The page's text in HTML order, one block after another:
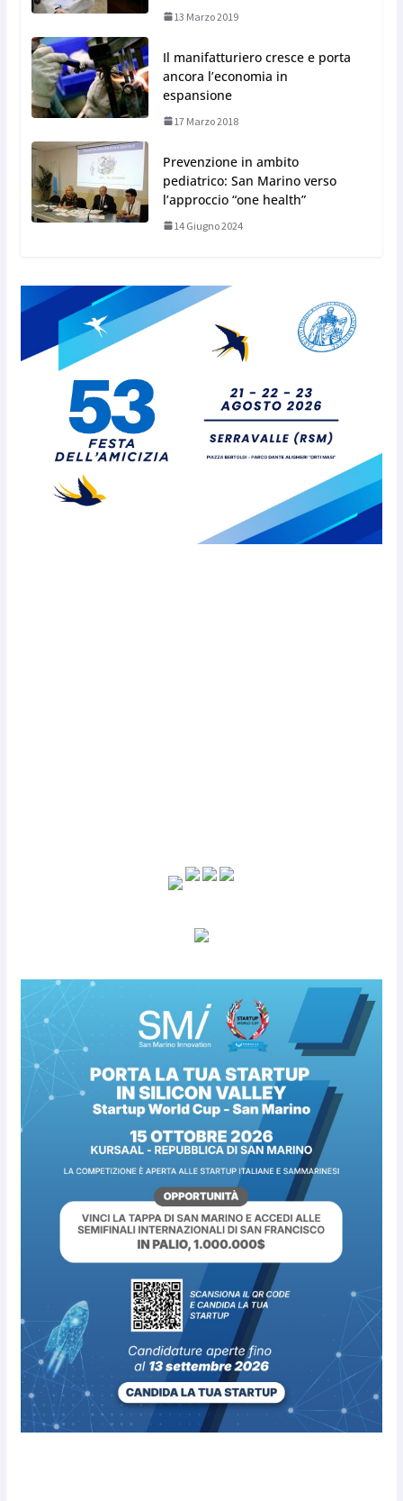
13 Marzo 2019
Il manifatturiero cresce e porta
ancora l’economia in
espansione
17 Marzo 2018
Prevenzione in ambito
pediatrico: San Marino verso
l’approccio “one health”
14 Giugno 2024